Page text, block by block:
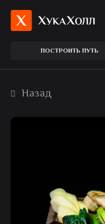
ПОСТРОИТЬ ПУТЬ
Назад